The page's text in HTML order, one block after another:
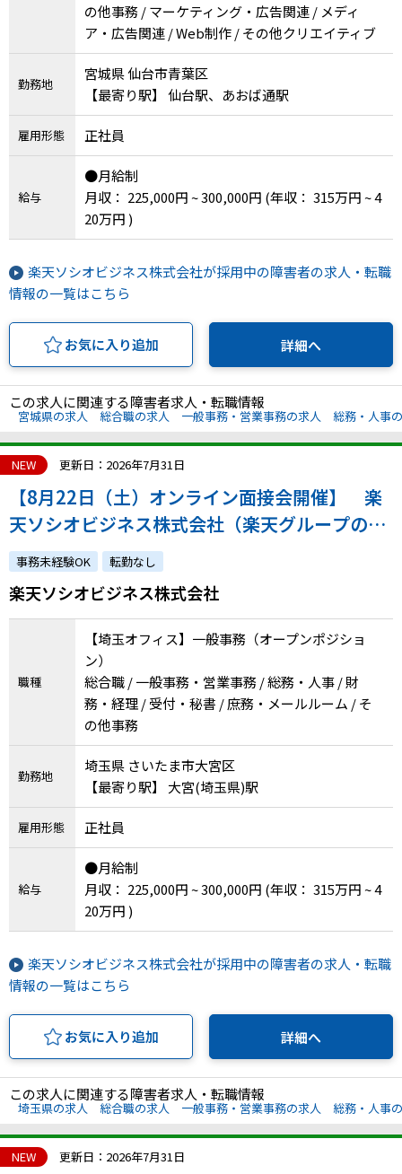
の他事務 / マーケティング・広告関連 / メディ
ア・広告関連 / Web制作 / その他クリエイティブ
勤務地
宮城県 仙台市青葉区
【最寄り駅】 仙台駅、あおば通駅
雇用形態 正社員
給与
●月給制
月収： 225,000円 ~ 300,000円 (年収： 315万円 ~ 4
20万円 )
楽天ソシオビジネス株式会社が採用中の障害者の求人・転職
情報の一覧はこちら
お気に入り追加 詳細へ
この求人に関連する障害者求人・転職情報
宮城県の求人 総合職の求人 一般事務・営業事務の求人 総務・人事
NEW 更新日：2026年7月31日
【8月22日（土）オンライン面接会開催】 楽
天ソシオビジネス株式会社（楽天グループの特
例子会社◎障害の有無にかかわらずチャレンジ
できます）
事務未経験OK 転勤なし
楽天ソシオビジネス株式会社
職種
【埼玉オフィス】一般事務（オープンポジショ
ン）
総合職 / 一般事務・営業事務 / 総務・人事 / 財
務・経理 / 受付・秘書 / 庶務・メールルーム / そ
の他事務
勤務地
埼玉県 さいたま市大宮区
【最寄り駅】 大宮(埼玉県)駅
雇用形態 正社員
給与
●月給制
月収： 225,000円 ~ 300,000円 (年収： 315万円 ~ 4
20万円 )
楽天ソシオビジネス株式会社が採用中の障害者の求人・転職
情報の一覧はこちら
お気に入り追加 詳細へ
この求人に関連する障害者求人・転職情報
埼玉県の求人 総合職の求人 一般事務・営業事務の求人 総務・人事
NEW 更新日：2026年7月31日